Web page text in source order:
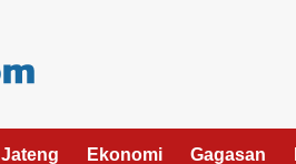
Jateng Ekonomi Gagasan